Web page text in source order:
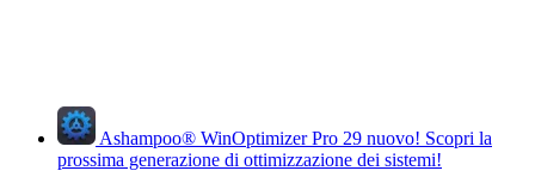
Ashampoo® WinOptimizer Pro 29 nuovo! Scopri la
prossima generazione di ottimizzazione dei sistemi!